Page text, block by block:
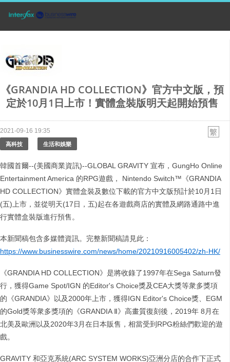
《GRANDIA HD COLLECTION》官方中文版，預
定於10月1日上市！實體盒裝版明天起開始預售
2021-09-16 19:35
高科技 生活和娛樂
韓國首爾--(美國商業資訊)--GLOBAL GRAVITY 宣布，GungHo Online
Entertainment America 的RPG遊戲， Nintendo Switch™《GRANDIA
HD COLLECTION》實體盒裝及數位下載的官方中文版預計於10月1日
(五)上市，並從明天(17日，五)起在各遊戲商店的實體及網路通路中進
行實體盒裝版進行預售。
本新聞稿包含多媒體資訊。完整新聞稿請見此：
https://www.businesswire.com/news/home/20210916005402/zh-HK/
《GRANDIA HD COLLECTION》是將收錄了1997年在Sega Saturn發
行，獲得Game Spot/IGN 的Editor's Choice獎及CEA大獎等衆多獎項
的《GRANDIA》以及2000年上市，獲得IGN Editor's Choice獎、EGM
的Gold獎等衆多獎項的《GRANDIA Ⅱ》高畫質復刻後，2019年 8月在
北美及歐洲以及2020年3月在日本販售，相當受到RPG粉絲們歡迎的遊
戲。
GRAVITY 和亞克系統(ARC SYSTEM WORKS)亞洲分店的合作下正式